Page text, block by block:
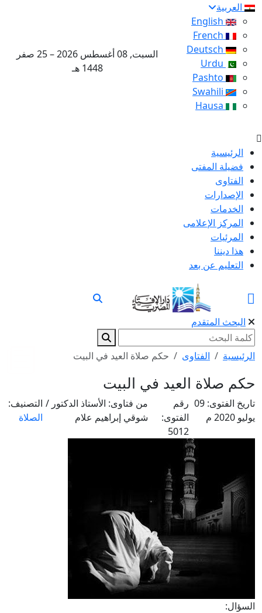
العربية
السبت, 08 أغسطس 2026 – 25 صفر
1448 هـ
الرئيسية
فضيلة المفتى
الفتاوى
الإصدارات
الخدمات
المركز الإعلامى
المرئيات
هذا ديننا
التعليم عن بعد
البحث المتقدم
الرئيسية الفتاوى حكم صلاة العيد في البيت
حكم صلاة العيد في البيت
تاريخ الفتوى: 09
يوليو 2020 م
رقم
الفتوى:
5012
من فتاوى: الأستاذ الدكتور /
شوقي إبراهيم علام
التصنيف:
الصلاة
السؤال: